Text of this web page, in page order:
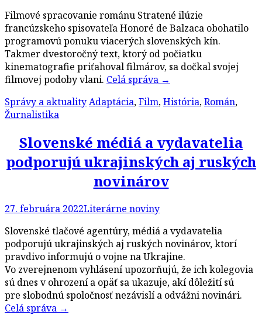
Filmové spracovanie románu Stratené ilúzie
francúzskeho spisovateľa Honoré de Balzaca obohatilo
programovú ponuku viacerých slovenských kín.
Takmer dvestoročný text, ktorý od počiatku
kinematografie priťahoval filmárov, sa dočkal svojej
filmovej podoby vlani. Celá správa →
Správy a aktualityAdaptácia,Film,História,Román,
Žurnalistika
Slovenské médiá a vydavatelia
podporujú ukrajinských aj ruských
novinárov
27. februára 2022Literárne noviny
Slovenské tlačové agentúry, médiá a vydavatelia
podporujú ukrajinských aj ruských novinárov, ktorí
pravdivo informujú o vojne na Ukrajine.
Vo zverejnenom vyhlásení upozorňujú, že ich kolegovia
sú dnes v ohrození a opäť sa ukazuje, akí dôležití sú
pre slobodnú spoločnosť nezávislí a odvážni novinári.
Celá správa →